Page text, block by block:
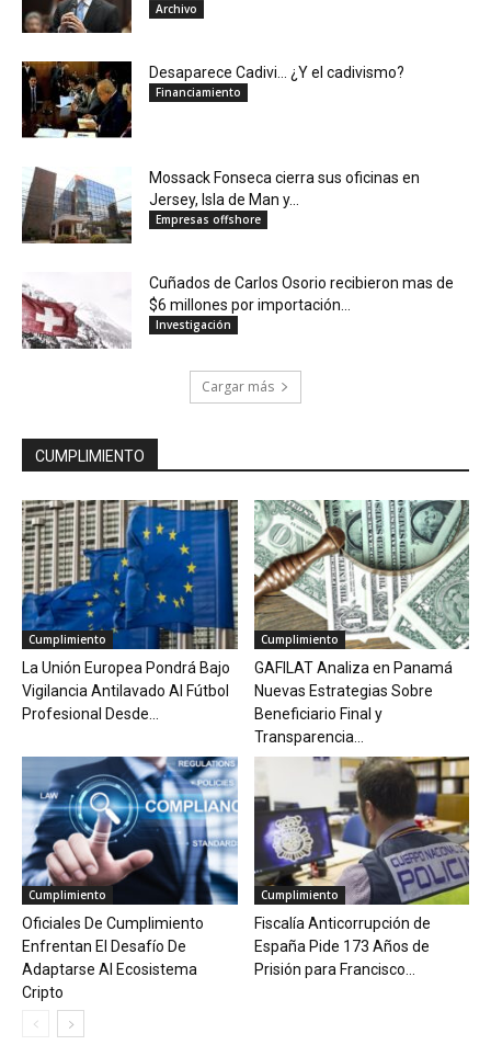
Archivo
Desaparece Cadivi… ¿Y el cadivismo?
Financiamiento
Mossack Fonseca cierra sus oficinas en
Jersey, Isla de Man y...
Empresas offshore
Cuñados de Carlos Osorio recibieron mas de
$6 millones por importación...
Investigación
Cargar más
CUMPLIMIENTO
Cumplimiento
La Unión Europea Pondrá Bajo
Vigilancia Antilavado Al Fútbol
Profesional Desde...
Cumplimiento
GAFILAT Analiza en Panamá
Nuevas Estrategias Sobre
Beneficiario Final y
Transparencia...
Cumplimiento
Oficiales De Cumplimiento
Enfrentan El Desafío De
Adaptarse Al Ecosistema
Cripto
Cumplimiento
Fiscalía Anticorrupción de
España Pide 173 Años de
Prisión para Francisco...